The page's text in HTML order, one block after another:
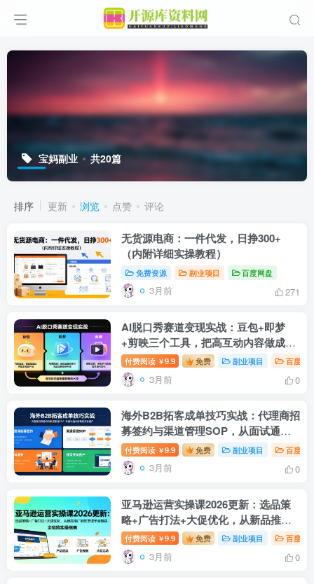
宝妈副业 共20篇
排序 更新 浏览 点赞 评论
无货源电商：一件代发，日挣300+
（内附详细实操教程）
免费资源 副业项目 百度网盘
3月前 271
AI脱口秀赛道变现实战：豆包+即梦
+剪映三个工具，把高互动内容做成批
量复制流水线
付费阅读 ￥9.9 免费 副业项目 百度网
3月前 0
海外B2B拓客成单技巧实战：代理商招
募签约与渠道管理SOP，从面试通关
到领英开发客户
付费阅读 ￥9.9 免费 副业项目 百度网
3月前 0
亚马逊运营实操课2026更新：选品策
略+广告打法+大促优化，从新品推广
到旺季爆单全链路
付费阅读 ￥9.9 免费 副业项目 百度网
3月前 0